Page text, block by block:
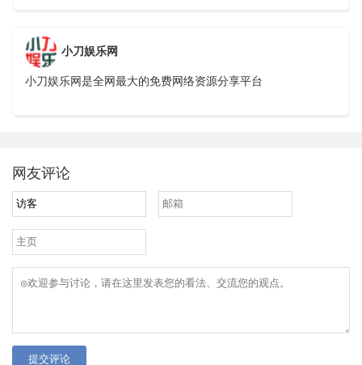
小刀娱乐网
小刀娱乐网是全网最大的免费网络资源分享平台
网友评论
提交评论